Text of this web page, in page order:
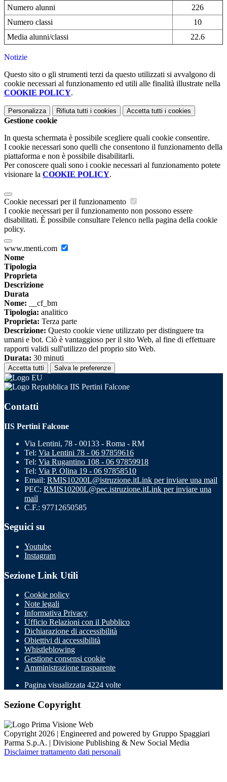
Numero alunni
226
Numero classi
10
Media alunni/classi
22.6
Notizie
Questo sito o gli strumenti terzi da questo utilizzati si avvalgono di
cookie necessari al funzionamento ed utili alle finalità illustrate nella
COOKIE POLICY.
Personalizza Rifiuta tutti i cookies Accetta tutti i cookies
Gestione cookie
In questa schermata è possibile scegliere quali cookie consentire.
I cookie necessari sono quelli che consentono il funzionamento della
piattaforma e non è possibile disabilitarli.
Per conoscere quali sono i cookie necessari al funzionamento potete
visionare la COOKIE POLICY.
Cookie necessari per il funzionamento
I cookie necessari per il funzionamento non possono essere
disabilitati. È possibile consultare l'elenco nella pagina della cookie
policy.
www.menti.com
Nome
Tipologia
Proprieta
Descrizione
Durata
Nome: __cf_bm
Tipologia: analitico
Proprieta: Terza parte
Descrizione: Questo cookie viene utilizzato per distinguere tra
umani e bot. Ciò è vantaggioso per il sito Web, al fine di effettuare
rapporti validi sull'utilizzo del proprio sito Web.
Durata: 30 minuti
Accetta tutti Salva le preferenze
IIS Pertini Falcone
Contatti
IIS Pertini Falcone
Via Lentini, 78 - 00133 - Roma - RM
Tel: Via Lentini 78 - 06 97859616
Tel: Via Rugantino 108 - 06 97859918
Tel: Via P. Olina 19 - 06 97858510
Email: RMIS10200L@istruzione.itLink per inviare una mail
PEC: RMIS10200L@pec.istruzione.itLink per inviare una
mail
C.F.: 97712650585
Seguici su
Youtube
Instagram
Sezione Link Utili
Cookie policy
Note legali
Informativa Privacy
Ufficio Relazioni con il Pubblico
Dichiarazione di accessibilità
Obiettivi di accessibilità
Whistleblowing
Gestione consensi cookie
Amministrazione trasparente
Pagina visualizzata 4224 volte
Sezione Copyright
Copyright 2026 | Engineered and powered by Gruppo Spaggiari
Parma S.p.A. | Divisione Publishing & New Social Media
Disclaimer trattamento dati personali